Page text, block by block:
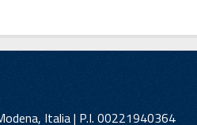
Italia | P.I. 00221940364